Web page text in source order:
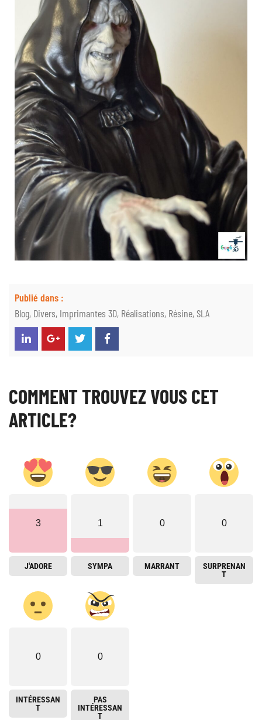
Publié dans :
Blog, Divers, Imprimantes 3D, Réalisations, Résine,SLA
COMMENT TROUVEZ VOUS CET
ARTICLE?
3
J'ADORE
1
SYMPA
0
MARRANT
0
SURPRENAN
T
0
INTÉRESSAN
T
0
PAS
INTÉRESSAN
T